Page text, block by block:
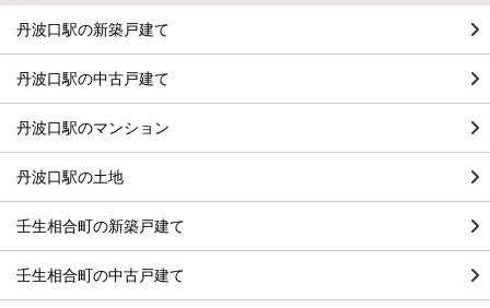
丹波口駅の新築戸建て
丹波口駅の中古戸建て
丹波口駅のマンション
丹波口駅の土地
壬生相合町の新築戸建て
壬生相合町の中古戸建て